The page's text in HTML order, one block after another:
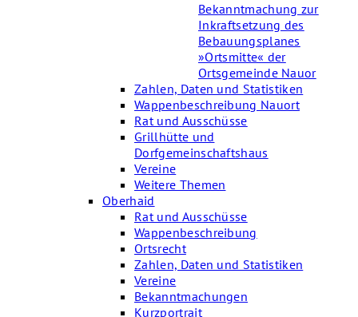
Bekanntmachung zur
Inkraftsetzung des
Bebauungsplanes
»Ortsmitte« der
Ortsgemeinde Nauor
Zahlen, Daten und Statistiken
Wappenbeschreibung Nauort
Rat und Ausschüsse
Grillhütte und
Dorfgemeinschaftshaus
Vereine
Weitere Themen
Oberhaid
Rat und Ausschüsse
Wappenbeschreibung
Ortsrecht
Zahlen, Daten und Statistiken
Vereine
Bekanntmachungen
Kurzportrait